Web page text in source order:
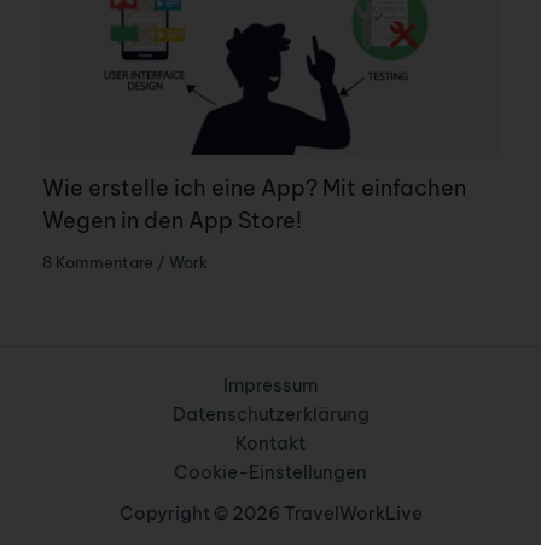
Wie erstelle ich eine App? Mit einfachen
Wegen in den App Store!
8 Kommentare / Work
Impressum
Datenschutzerklärung
Kontakt
Cookie-Einstellungen
Copyright © 2026 TravelWorkLive